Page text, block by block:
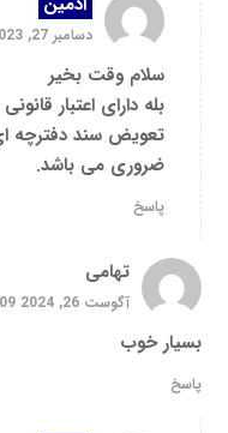
دسامبر 27, 2023 8:54 ق.ظ
سلام وقت بخیر
بله دارای اعتبار
تعویض سند دفترچه
ضروری می باشد.
پاسخ
تهامی
آگوست 26, 2024 8:09 ق.ظ
بسیار خوب
پاسخ